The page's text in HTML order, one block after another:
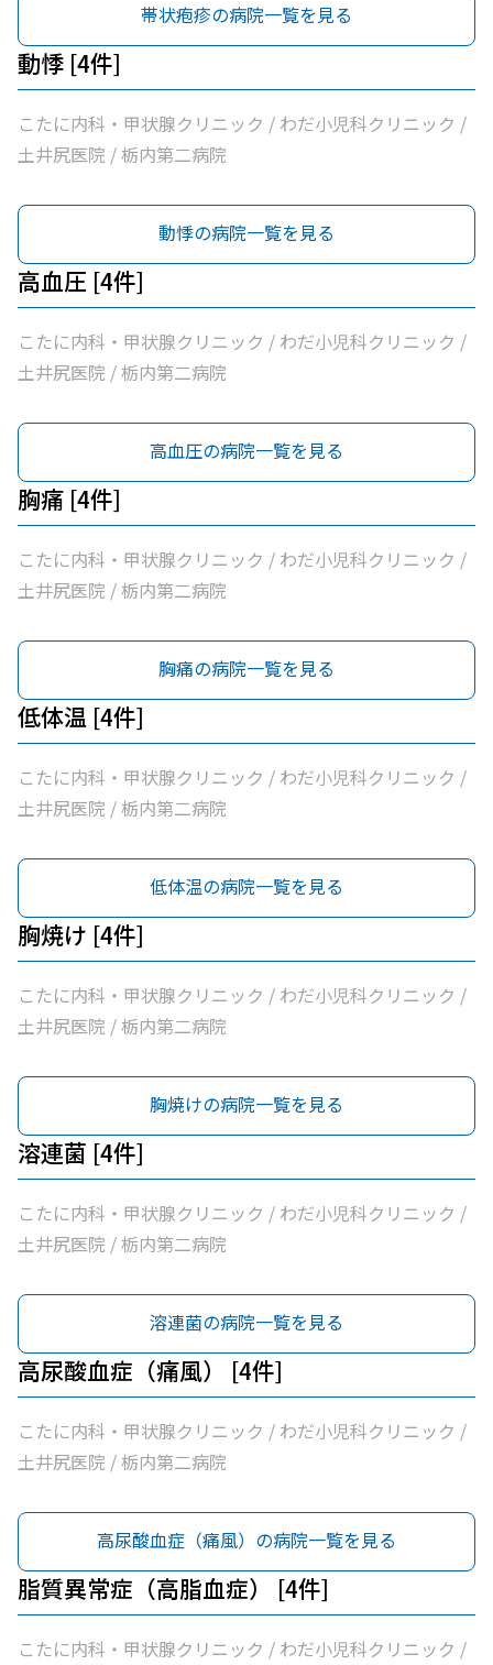
帯状疱疹の病院一覧を見る
動悸 [4件]
こたに内科・甲状腺クリニック / わだ小児科クリニック /
土井尻医院 / 栃内第二病院
動悸の病院一覧を見る
高血圧 [4件]
こたに内科・甲状腺クリニック / わだ小児科クリニック /
土井尻医院 / 栃内第二病院
高血圧の病院一覧を見る
胸痛 [4件]
こたに内科・甲状腺クリニック / わだ小児科クリニック /
土井尻医院 / 栃内第二病院
胸痛の病院一覧を見る
低体温 [4件]
こたに内科・甲状腺クリニック / わだ小児科クリニック /
土井尻医院 / 栃内第二病院
低体温の病院一覧を見る
胸焼け [4件]
こたに内科・甲状腺クリニック / わだ小児科クリニック /
土井尻医院 / 栃内第二病院
胸焼けの病院一覧を見る
溶連菌 [4件]
こたに内科・甲状腺クリニック / わだ小児科クリニック /
土井尻医院 / 栃内第二病院
溶連菌の病院一覧を見る
高尿酸血症（痛風） [4件]
こたに内科・甲状腺クリニック / わだ小児科クリニック /
土井尻医院 / 栃内第二病院
高尿酸血症（痛風）の病院一覧を見る
脂質異常症（高脂血症） [4件]
こたに内科・甲状腺クリニック / わだ小児科クリニック /